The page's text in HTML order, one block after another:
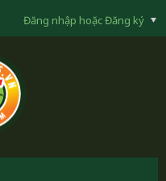
Đăng nhập hoặc Đăng ký